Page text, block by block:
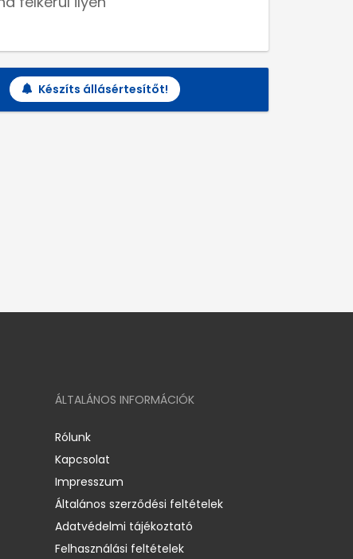
Készíts állásértesítőt!
ÁLTALÁNOS INFORMÁCIÓK
Rólunk
Kapcsolat
Impresszum
Általános szerződési feltételek
Adatvédelmi tájékoztató
Felhasználási feltételek